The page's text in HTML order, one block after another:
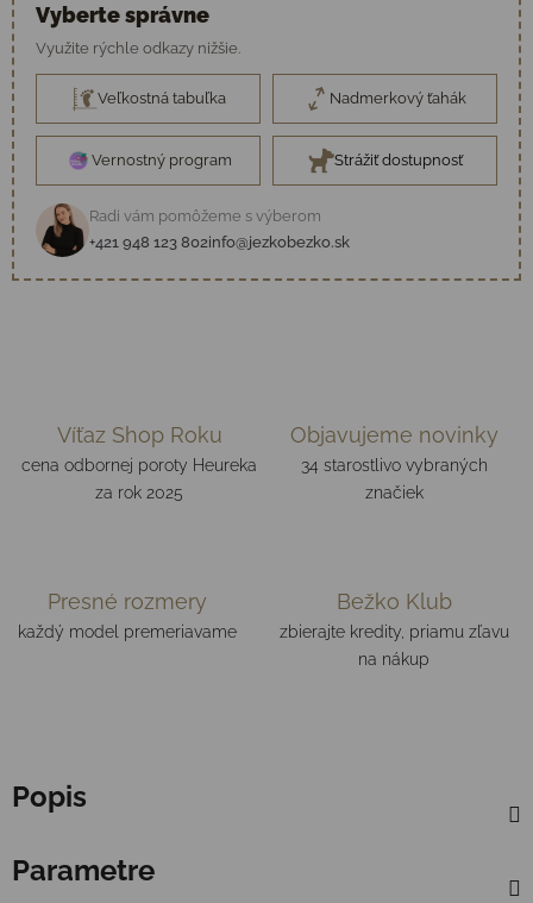
Vyberte správne
Využite rýchle odkazy nižšie.
Veľkostná tabuľka Nadmerkový ťahák
Vernostný program Strážiť dostupnosť
Radi vám pomôžeme s výberom
+421 948 123 802info@jezkobezko.sk
Víťaz Shop Roku
cena odbornej poroty Heureka
za rok 2025
Objavujeme novinky
34 starostlivo vybraných
značiek
Presné rozmery
každý model premeriavame
Bežko Klub
zbierajte kredity, priamu zľavu
na nákup
Popis
Parametre